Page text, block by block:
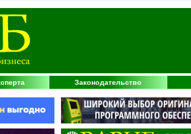
Законодательство